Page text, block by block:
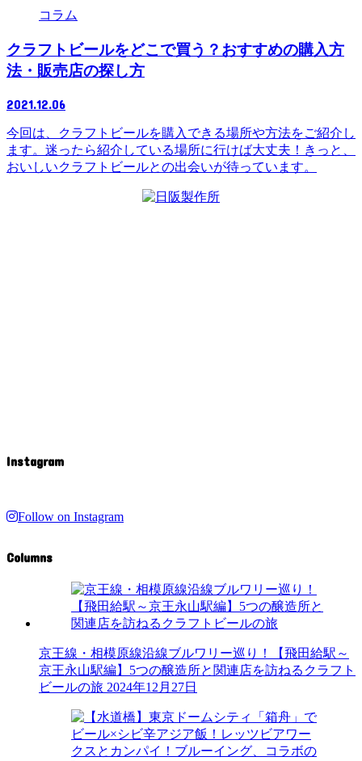
コラム
クラフトビールをどこで買う？おすすめの購入方
法・販売店の探し方
2021.12.06
今回は、クラフトビールを購入できる場所や方法をご紹介し
ます。迷ったら紹介している場所に行けば大丈夫！きっと、
おいしいクラフトビールとの出会いが待っています。
Instagram
Follow on Instagram
Columns
京王線・相模原線沿線ブルワリー巡り！【飛田給駅～
京王永山駅編】5つの醸造所と関連店を訪ねるクラフト
ビールの旅 2024年12月27日